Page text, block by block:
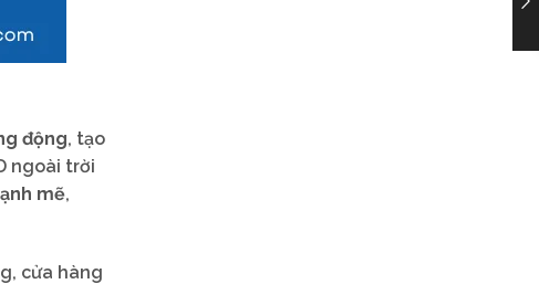
động, tạo
ngoài trời
mẽ,
cửa hàng